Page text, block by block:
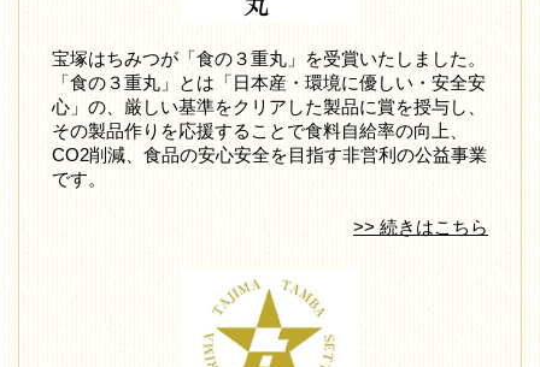
宝塚はちみつが「食の３重丸」を受賞いたしました。
「食の３重丸」とは「日本産・環境に優しい・安全安
心」の、厳しい基準をクリアした製品に賞を授与し、
その製品作りを応援することで食料自給率の向上、
CO2削減、食品の安心安全を目指す非営利の公益事業
です。
>> 続きはこちら